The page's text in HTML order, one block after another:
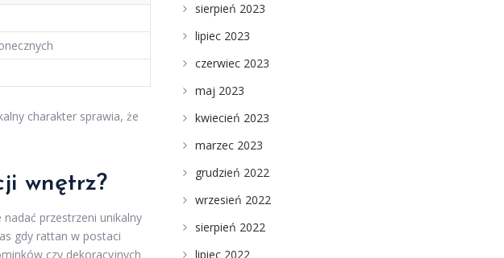
charakter sprawia, że
wnętrz?
przestrzeni unikalny
gdy rattan w postaci
czy dekoracyjnych
sierpień 2023
lipiec 2023
czerwiec 2023
maj 2023
kwiecień 2023
marzec 2023
grudzień 2022
wrzesień 2022
sierpień 2022
lipiec 2022